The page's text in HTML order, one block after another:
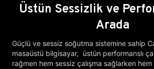
Üstün Sessizlik ve
Arada
Güçlü ve sessiz soğutma sistemine sahip
masaüstü bilgisayar, üstün performanslı
rağmen hem sessiz çalışma sağlarken